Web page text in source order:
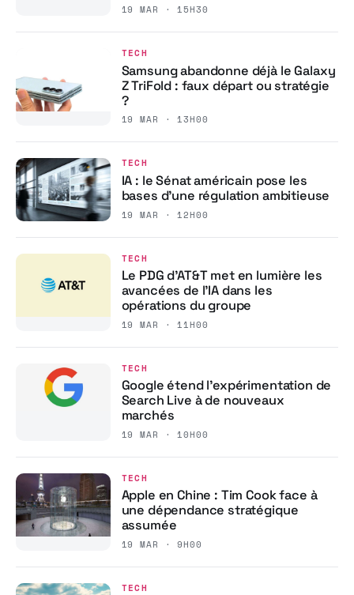
19 MAR · 15H30
TECH
Samsung abandonne déjà le Galaxy
Z TriFold : faux départ ou stratégie
?
19 MAR · 13H00
TECH
IA : le Sénat américain pose les
bases d’une régulation ambitieuse
19 MAR · 12H00
TECH
Le PDG d’AT&T met en lumière les
avancées de l’IA dans les
opérations du groupe
19 MAR · 11H00
TECH
Google étend l’expérimentation de
Search Live à de nouveaux
marchés
19 MAR · 10H00
TECH
Apple en Chine : Tim Cook face à
une dépendance stratégique
assumée
19 MAR · 9H00
TECH